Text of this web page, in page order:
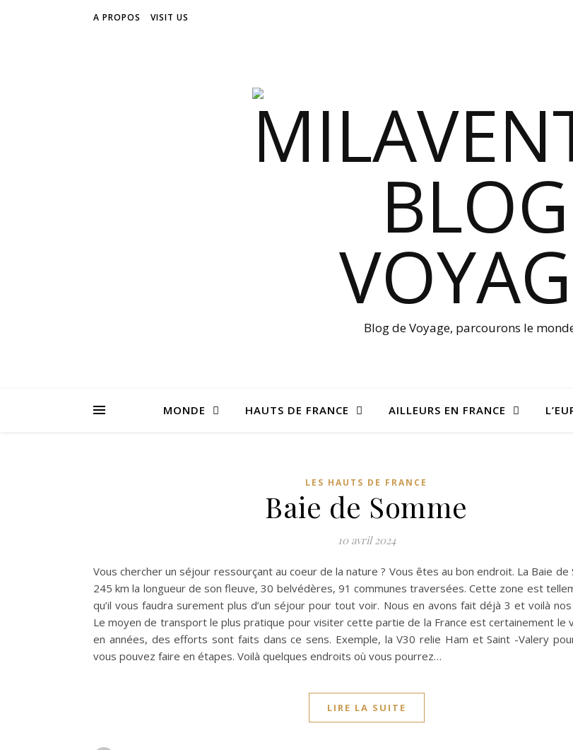
A PROPOS VISIT US
Blog de Voyage, parcourons le
MONDE HAUTS DE FRANCE AILLEURS EN FRANCE
LES HAUTS DE FRANCE
Baie de Somme
10 avril 2024
Vous chercher un séjour ressourçant au coeur de la nature ? Vous êtes au bon endroit. La Baie de
245 km la longueur de son fleuve, 30 belvédères, 91 communes traversées. Cette zone est
qu’il vous faudra surement plus d’un séjour pour tout voir. Nous en avons fait déjà 3 et voilà
Le moyen de transport le plus pratique pour visiter cette partie de la France est certainement le
en années, des efforts sont faits dans ce sens. Exemple, la V30 relie Ham et Saint -Valery
vous pouvez faire en étapes. Voilà quelques endroits où vous pourrez…
LIRE LA SUITE